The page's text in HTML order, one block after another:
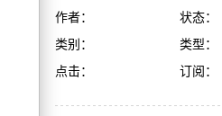
作者：
状态：
类别：
类型：
点击：
订阅：